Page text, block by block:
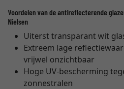
Voordelen van de antireflecterende
Nielsen
Uiterst transparant wit
Extreem lage
vrijwel onzichtbaar
Hoge UV-bescherming
zonnestralen